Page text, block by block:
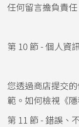
任何留言擔負責任
第 10 節 - 個人資
您透過商店提交
範。如何檢視《
第 11 節 - 錯誤、